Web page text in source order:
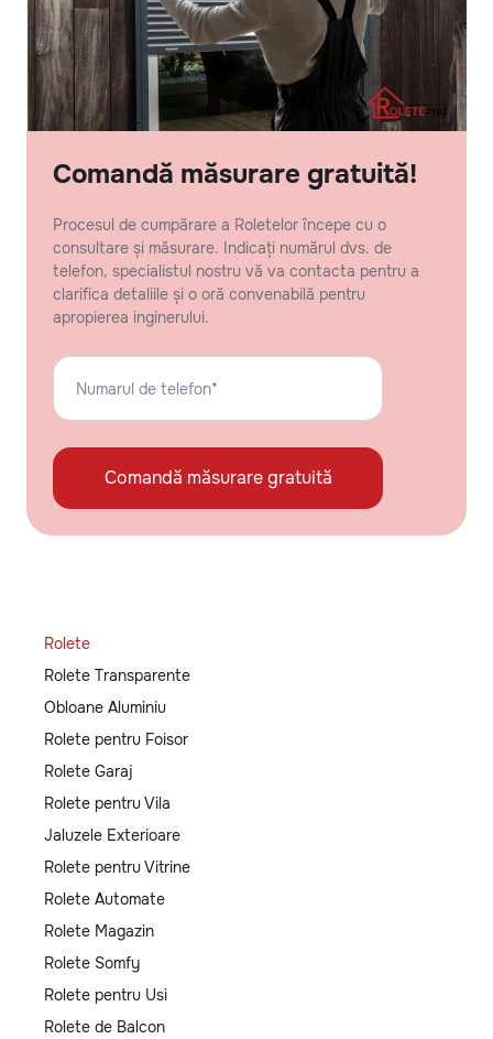
Comandă măsurare gratuită!
Procesul de cumpărare a Roletelor începe cu o
consultare și măsurare. Indicați numărul dvs. de
telefon, specialistul nostru vă va contacta pentru a
clarifica detaliile și o oră convenabilă pentru
apropierea inginerului.
Numarul de telefon*
Comandă măsurare gratuită
Rolete
Rolete Transparente
Obloane Aluminiu
Rolete pentru Foisor
Rolete Garaj
Rolete pentru Vila
Jaluzele Exterioare
Rolete pentru Vitrine
Rolete Automate
Rolete Magazin
Rolete Somfy
Rolete pentru Usi
Rolete de Balcon